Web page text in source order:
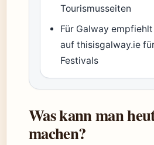
Tourismusseiten
Für Galway
auf thisisgalway.ie
Festivals
Was kann man
machen?